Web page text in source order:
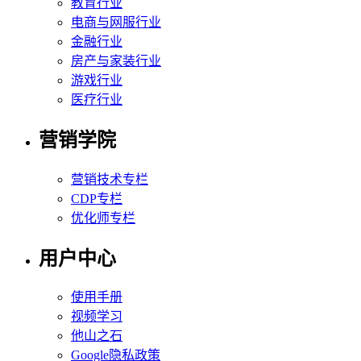
电商与网服行业
金融行业
房产与家装行业
游戏行业
医疗行业
营销学院
营销技术专栏
CDP专栏
优化师专栏
用户中心
使用手册
视频学习
他山之石
Google隐私政策